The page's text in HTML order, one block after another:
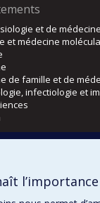
et de
et médecine
de famille et de
infectiologie et
et audiologie